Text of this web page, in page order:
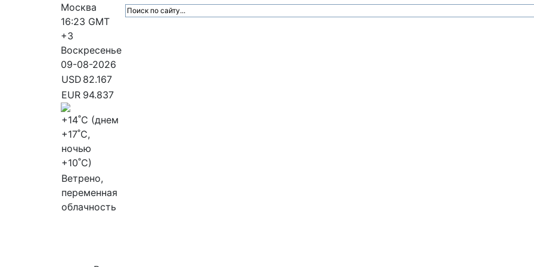
Москва
16:23 GMT
+3
Воскресенье
09-08-2026
USD 82.167
EUR 94.837
+14˚C (днем
+17˚C,
ночью
+10˚C)
Ветрено,
переменная
облачность